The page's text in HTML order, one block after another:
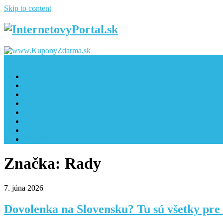
Skip to content
Značka: Rady
7. júna 2026
Dovolenka na Slovensku? Tu sú všetky